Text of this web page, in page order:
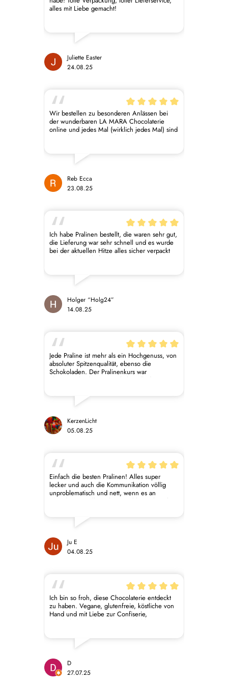
alles mit Liebe gemacht!
Juliette Easter
24.08.25
Wir bestellen zu besonderen Anlässen bei
der wunderbaren LA MARA Chocolaterie
online und jedes Mal (wirklich jedes Mal) sind
wir so happy mit euren köstlichen Kreationen!!
Aufstrich, Pralinen..alles vegan und so
köstlich! So wunderschön, geschmackvoll und
geschickten nicht perfekten gratis Mojito
Pralinen sind wirklich ein Träumchen und
haben uns sehr erfreut 😋 Alles Liebe euch
Reb Ecca
23.08.25
Ich habe Pralinen bestellt, die waren sehr gut,
die Lieferung war sehr schnell und es wurde
bei der aktuellen Hitze alles sicher verpackt
und gekühlt geliefert
Holger “Holg24”
14.08.25
Jede Praline ist mehr als ein Hochgenuss, von
absoluter Spitzenqualität, ebenso die
Schokoladen. Der Pralinenkurs war
phantastisch, der Service liebevoll, die
höchstem Niveau und sehr gut praktisch
umzusetzen. Ganz große Empfehlung!! Ich
CL
KerzenLicht
05.08.25
Einfach die besten Pralinen! Alles super
lecker und auch die Kommunikation völlig
unproblematisch und nett, wenn es an
irgendeiner Stelle mal ein Problem gibt. Ich
Ju E
04.08.25
Ich bin so froh, diese Chocolaterie entdeckt
zu haben. Vegane, glutenfreie, köstliche von
Hand und mit Liebe zur Confiserie,
Schokolade und Konditoreiköstlichkeiten
Macarons. Außerdem gibt es Nuss-Nougat-
Aufstrich, Schoko-Bites und Trinkschokolade.
Valentinstag, Weihnachten gibt es noch ein
paar spezielle Sorten an Pralinen und
Osterhasen- bzw weihnachtliche Sorten.
D
27.07.25